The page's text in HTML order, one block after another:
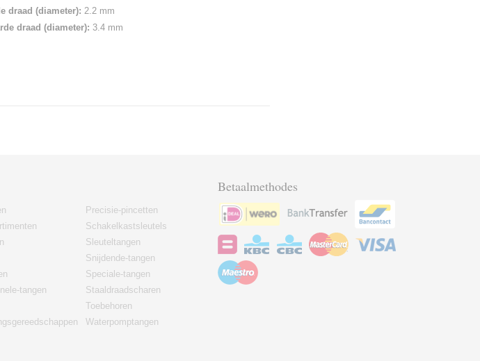
draad (diameter): 2.2 mm
draad (diameter): 3.4 mm
tangen
Precisie-pincetten
Schakelkastsleutels
Sleuteltangen
Snijdende-tangen
Speciale-tangen
Staaldraadscharen
Toebehoren
Waterpomptangen
Betaalmethodes